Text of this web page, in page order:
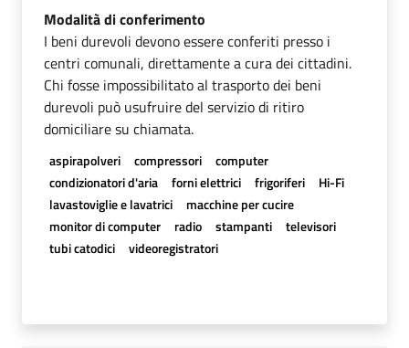
Modalità di conferimento
I beni durevoli devono essere conferiti presso i
centri comunali, direttamente a cura dei cittadini.
Chi fosse impossibilitato al trasporto dei beni
durevoli può usufruire del servizio di ritiro
domiciliare su chiamata.
aspirapolveri compressori
computer
condizionatori d'aria
forni elettrici frigoriferi
Hi-Fi
lavastoviglie e lavatrici
macchine per cucire
monitor di computer
radio stampanti
televisori
tubi catodici
videoregistratori